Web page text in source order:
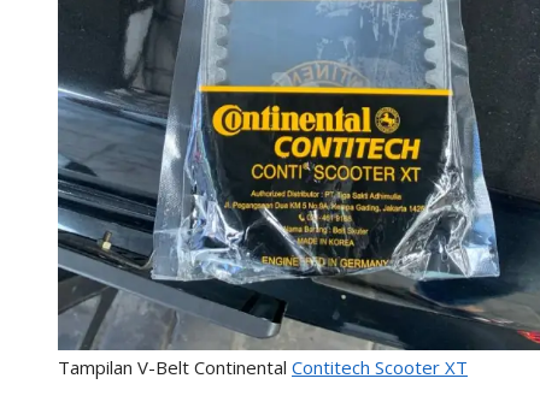
Tampilan V-Belt Continental Contitech Scooter XT